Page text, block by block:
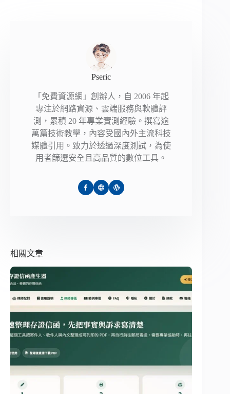
Pseric
「免費資源網」創辦人，自 2006 年起
專注於網路資源、雲端服務與軟體評
測，累積 20 年專業實測經驗。撰寫逾
萬篇技術教學，內容受國內外主流科技
媒體引用。致力於透過深度測試，為使
用者篩選安全且高品質的數位工具。
相關文章